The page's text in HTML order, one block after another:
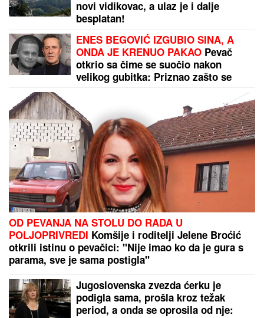
SASLUŠAN "BEOGRADSKI
FANTOM"Evo kako je upadao u
automobile, tužilaštvo otkrilo šemu:
U jednim kolima je izveo NEVIĐENU
PREVARU
U Iraku razbijena tajna ćelija IRGC-a!
Spremali dronove za udar na
Saudijsku Arabiju